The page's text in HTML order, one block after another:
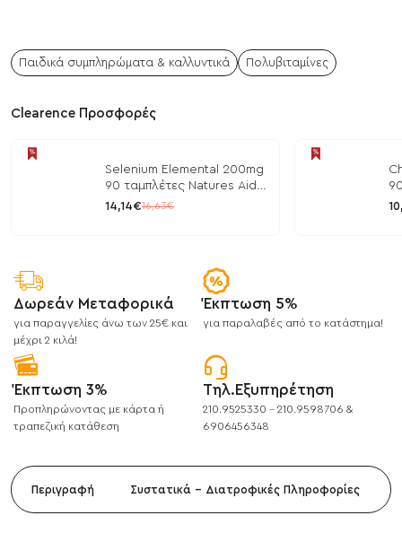
Παιδικά συμπληρώματα & καλλυντικά Πολυβιταμίνες
Clearence Προσφορές
Selenium Elemental 200mg
90 ταμπλέτες Natures Aid
/ Μέταλλα
14,14€16,63€
/
Δωρεάν Μεταφορικά
για παραγγελίες άνω των 25€ και
μέχρι 2 κιλά!
Έκπτωση 5%
για παραλαβές από το κατάστημα!
Έκπτωση 3%
Προπληρώνοντας με κάρτα ή
τραπεζική κατάθεση
Τηλ.Εξυπηρέτηση
210.9525330 - 210.9598706 &
6906456348
Περιγραφή Συστατικά - Διατροφικές Πληροφορίες